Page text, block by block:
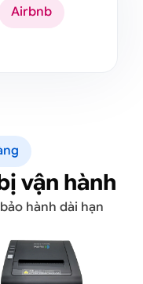
Airbnb
vận hành
hành dài hạn